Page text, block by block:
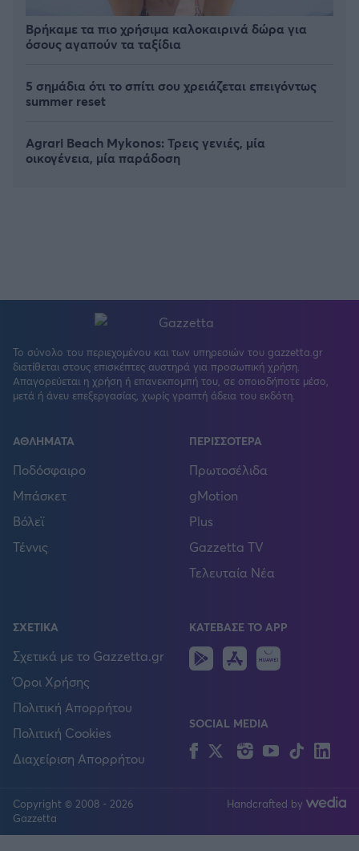
Βρήκαμε τα πιο χρήσιμα καλοκαιρινά δώρα για
όσους αγαπούν τα ταξίδια
5 σημάδια ότι το σπίτι σου χρειάζεται επειγόντως
summer reset
Agrari Beach Mykonos: Τρεις γενιές, μία
οικογένεια, μία παράδοση
Το σύνολο του περιεχομένου και των υπηρεσιών του gazzetta.gr
διατίθεται στους επισκέπτες αυστηρά για προσωπική χρήση.
Απαγορεύεται η χρήση ή επανεκπομπή του, σε οποιοδήποτε μέσο,
μετά ή άνευ επεξεργασίας, χωρίς γραπτή άδεια του εκδότη.
ΑΘΛΗΜΑΤΑ
Ποδόσφαιρο
Μπάσκετ
Βόλεϊ
Τέννις
ΠΕΡΙΣΣΟΤΕΡΑ
Πρωτοσέλιδα
gMotion
Plus
Gazzetta TV
Τελευταία Νέα
ΣΧΕΤΙΚΑ
Σχετικά με το Gazzetta.gr
Όροι Χρήσης
Πολιτική Απορρήτου
Πολιτική Cookies
Διαχείριση Απορρήτου
ΚΑΤΕΒΑΣΕ ΤΟ APP
Android
IOS
SOCIAL MEDIA
FacebookTwitterInstagram
YouTubeTikTok
Copyright © 2008 - 2026
Gazzetta
Handcrafted by